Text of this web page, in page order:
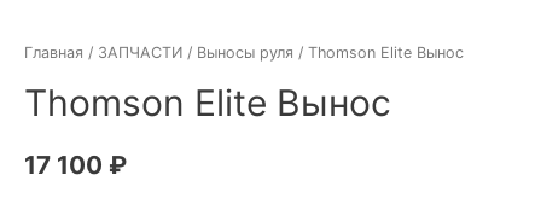
Главная / ЗАПЧАСТИ / Выносы руля / Thomson Elite Вынос
Thomson Elite Вынос
17 100 ₽